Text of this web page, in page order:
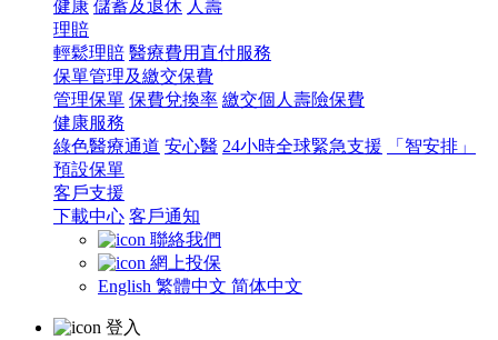
健康 儲蓄及退休 人壽
理賠
輕鬆理賠 醫療費用直付服務
保單管理及繳交保費
管理保單 保費兌換率 繳交個人壽險保費
健康服務
綠色醫療通道 安心醫 24小時全球緊急支援
「智安排」
預設保單
客戶支援
下載中心 客戶通知
聯絡我們
網上投保
English 繁體中文 简体中文
登入